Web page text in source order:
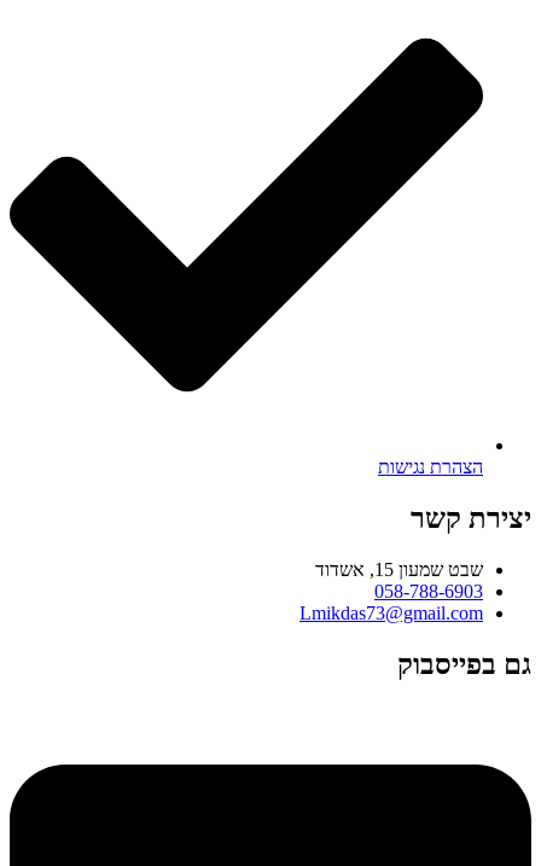
הצהרת נגישות
יצירת קשר
שבט שמעון 15, אשדוד
058-788-6903
Lmikdas73@gmail.com
גם בפייסבוק